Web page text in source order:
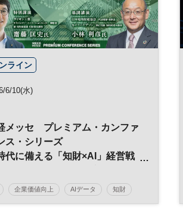
ライン
6/10(水)
メッセ プレミアム・カンファ
ス・シリーズ
代に備える「知財×AI」経営戦
活用の実践～
企業価値向上 AIデータ 知財